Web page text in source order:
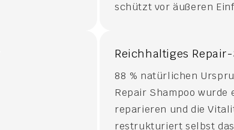
schützt vor äußeren
Reichhaltiges
88 % natürlichen
Repair Shampoo
reparieren und die
restrukturiert selbst